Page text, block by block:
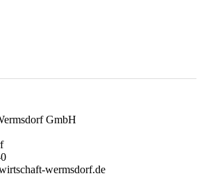
GmbH
wermsdorf.de